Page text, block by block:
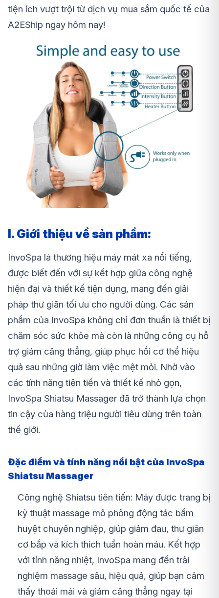
tiện ích vượt trội từ dịch vụ mua sắm quốc tế của
A2EShip ngay hôm nay!
I. Giới thiệu về sản phẩm:
InvoSpa là thương hiệu máy mát xa nổi tiếng,
được biết đến với sự kết hợp giữa công nghệ
hiện đại và thiết kế tiện dụng, mang đến giải
pháp thư giãn tối ưu cho người dùng. Các sản
phẩm của InvoSpa không chỉ đơn thuần là thiết bị
chăm sóc sức khỏe mà còn là những công cụ hỗ
trợ giảm căng thẳng, giúp phục hồi cơ thể hiệu
quả sau những giờ làm việc mệt mỏi. Nhờ vào
các tính năng tiên tiến và thiết kế nhỏ gọn,
InvoSpa Shiatsu Massager đã trở thành lựa chọn
tin cậy của hàng triệu người tiêu dùng trên toàn
thế giới.
Đặc điểm và tính năng nổi bật của InvoSpa
Shiatsu Massager
Công nghệ Shiatsu tiên tiến: Máy được trang bị
kỹ thuật massage mô phỏng động tác bấm
huyệt chuyên nghiệp, giúp giảm đau, thư giãn
cơ bắp và kích thích tuần hoàn máu. Kết hợp
với tính năng nhiệt, InvoSpa mang đến trải
nghiệm massage sâu, hiệu quả, giúp bạn cảm
thấy thoải mái và giảm căng thẳng ngay tại